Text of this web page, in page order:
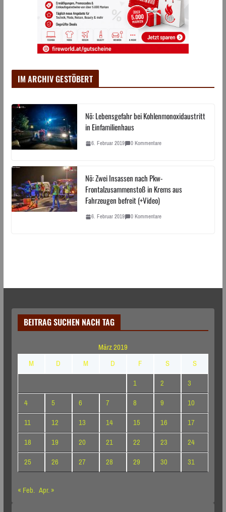
IM ARCHIV GESTÖBERT
Nö: Lebensgefahr bei Kohlenmonoxidaustritt
in Einfamilienhaus
6. Februar 2019 0 Kommentare
Nö: Zwei Insassen nach Pkw-
Frontalzusammenstoß in Krems aus
Fahrzeugen befreit (+Video)
6. Februar 2019 0 Kommentare
BEITRAG SUCHEN NACH TAG
März 2019
M
D M D F S
S
1
2
3
4
5 6 7 8 9
10
11
12 13 14 15 16
17
18
19 20 21 22 23
24
25
26 27 28 29 30
31
« Feb. Apr. »